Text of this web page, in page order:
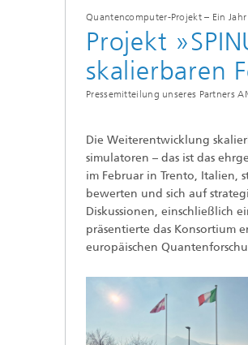
Quantencomputer-Projekt – Ein
Projekt
skalierbaren
Pressemitteilung unseres Partners
Die Weiterentwicklung
simulatoren – das ist das
im Februar in Trento, Italien,
bewerten und sich auf
Diskussionen, einschließlich
präsentierte das Konsortium
europäischen